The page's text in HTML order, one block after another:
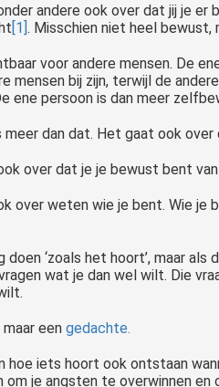
andere ook over dat jij je
[1]. Misschien niet heel bewust,
voor andere mensen. De
mensen bij zijn, terwijl de
ene persoon is dan meer
dan dat. Het gaat ook
over dat je je bewust bent
over weten wie je bent. Wie je
‘zoals het hoort’, maar
wat je dan wel wilt. Die
een gedachte.
hoe iets hoort ook ontstaan
je angsten te overwinnen